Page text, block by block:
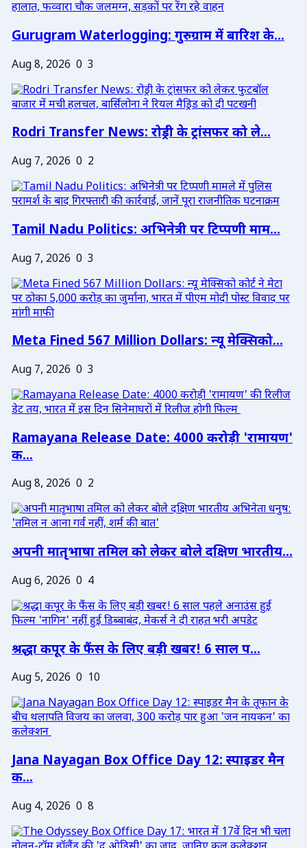
Gurugram Waterlogging: गुरुग्राम में बारिश के...
Aug 8, 2026 0 3
Rodri Transfer News: रोड्री के ट्रांसफर को ले...
Aug 7, 2026 0 2
Tamil Nadu Politics: अभिनेत्री पर टिप्पणी माम...
Aug 7, 2026 0 3
Meta Fined 567 Million Dollars: न्यू मेक्सिको...
Aug 7, 2026 0 3
Ramayana Release Date: 4000 करोड़ी 'रामायण'
क...
Aug 8, 2026 0 2
अपनी मातृभाषा तमिल को लेकर बोले दक्षिण भारतीय...
Aug 6, 2026 0 4
श्रद्धा कपूर के फैंस के लिए बड़ी खबर! 6 साल प...
Aug 5, 2026 0 10
Jana Nayagan Box Office Day 12: स्पाइडर मैन
क...
Aug 4, 2026 0 8